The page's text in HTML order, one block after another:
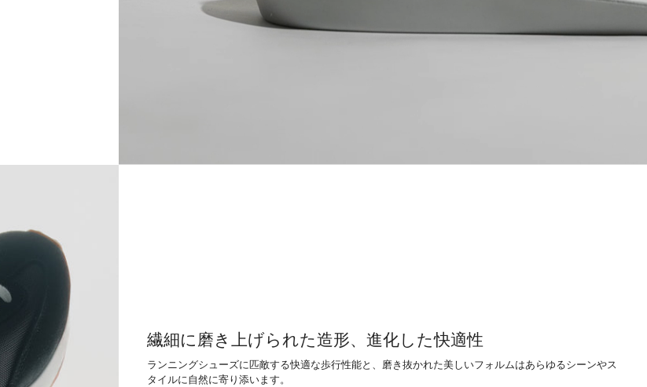
繊細に磨き上げられた造形、進化した快適性
ランニングシューズに匹敵する快適な歩行性能と、磨き抜かれた美しいフォルムはあらゆるシーンやス
タイルに自然に寄り添います。